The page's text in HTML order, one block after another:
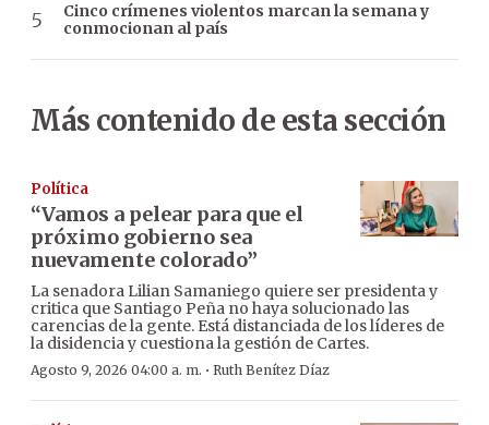
Cinco crímenes violentos marcan la semana y
conmocionan al país
Más contenido de esta sección
Política
“Vamos a pelear para que el
próximo gobierno sea
nuevamente colorado”
La senadora Lilian Samaniego quiere ser presidenta y
critica que Santiago Peña no haya solucionado las
carencias de la gente. Está distanciada de los líderes de
la disidencia y cuestiona la gestión de Cartes.
Agosto 9, 2026 04:00 a. m. · Ruth Benítez Díaz